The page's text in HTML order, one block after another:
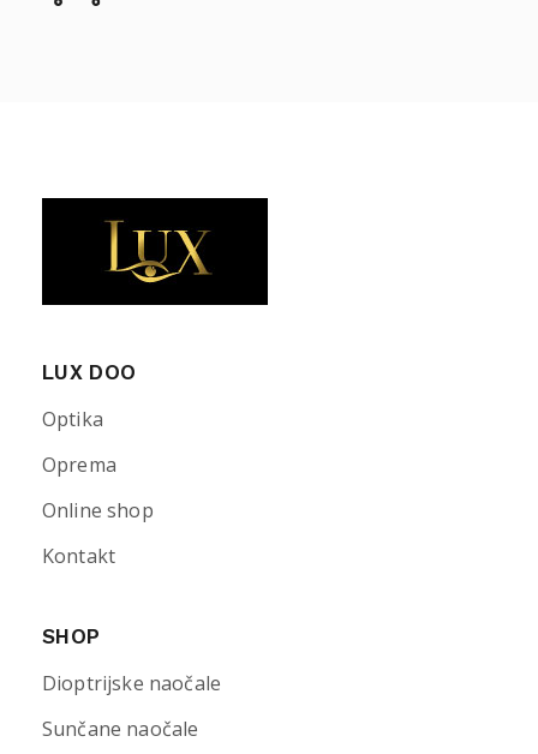
LUX DOO
Optika
Oprema
Online shop
Kontakt
SHOP
Dioptrijske naočale
Sunčane naočale